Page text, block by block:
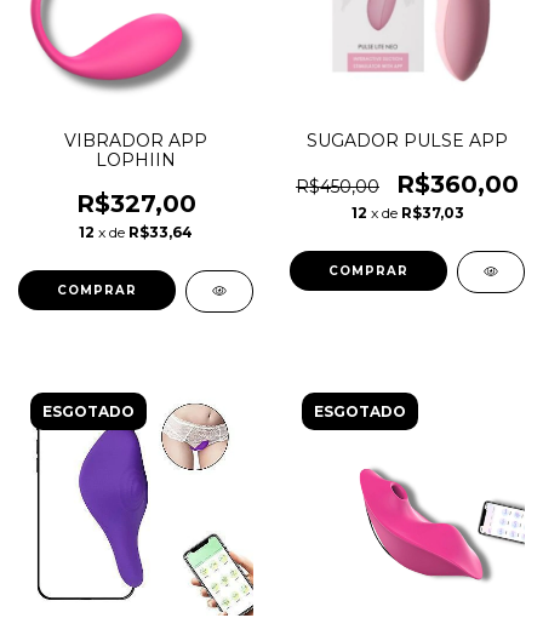
VIBRADOR APP
LOPHIIN
R$327,00
12 x de R$33,64
SUGADOR PULSE APP
R$450,00 R$360,00
12 x de R$37,03
ESGOTADO ESGOTADO